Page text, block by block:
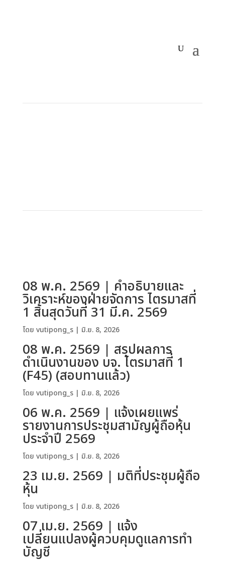
08 พ.ค. 2569 | คำอธิบายและ
วิเคราะห์ของฝ่ายจัดการ ไตรมาสที่
1 สิ้นสุดวันที่ 31 มี.ค. 2569
โดย vutipong_s| มิ.ย. 8, 2026
08 พ.ค. 2569 | สรุปผลการ
ดำเนินงานของ บจ. ไตรมาสที่ 1
(F45) (สอบทานแล้ว)
โดย vutipong_s| มิ.ย. 8, 2026
06 พ.ค. 2569 | แจ้งเผยแพร่
รายงานการประชุมสามัญผู้ถือหุ้น
ประจำปี 2569
โดย vutipong_s| มิ.ย. 8, 2026
23 เม.ย. 2569 | มติที่ประชุมผู้ถือ
หุ้น
โดย vutipong_s| มิ.ย. 8, 2026
07 เม.ย. 2569 | แจ้ง
เปลี่ยนแปลงผู้ควบคุมดูแลการทำ
บัญชี